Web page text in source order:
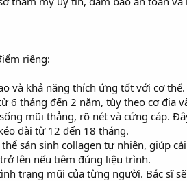
riêng:
và khả năng thích ứng tốt với cơ
6 tháng đến 2 năm, tùy theo cơ địa
mũi thẳng, rõ nét và cứng cáp.
dài từ 12 đến 18 tháng.
sản sinh collagen tự nhiên, giúp
lên nếu tiêm đúng liệu trình.
trạng mũi của từng người. Bác sĩ